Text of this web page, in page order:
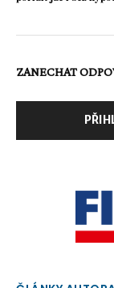
ZANECHAT